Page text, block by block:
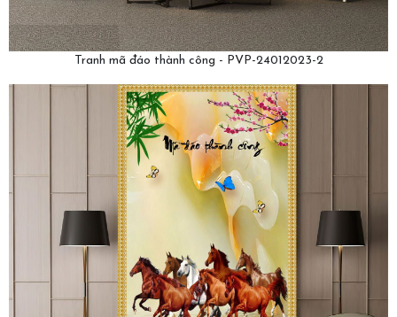
Tranh mã đáo thành công - PVP-24012023-2